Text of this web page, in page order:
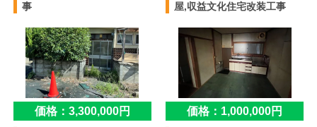
事
屋,収益文化住宅改装工事
価格：3,300,000円 価格：1,000,000円